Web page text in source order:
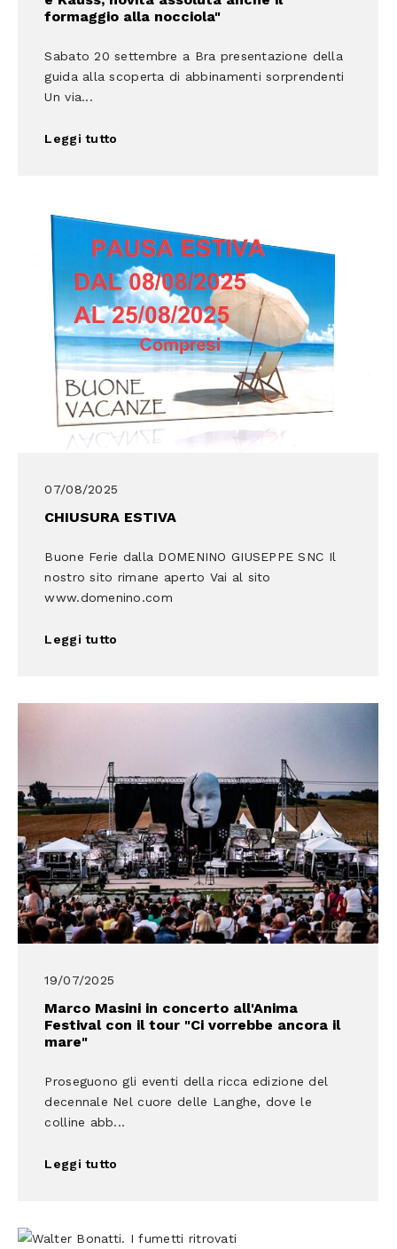
formaggio alla nocciola"
Sabato 20 settembre a Bra presentazione della
guida alla scoperta di abbinamenti sorprendenti
Un via...
Leggi tutto
07/08/2025
CHIUSURA ESTIVA
Buone Ferie dalla DOMENINO GIUSEPPE SNC Il
nostro sito rimane aperto Vai al sito
www.domenino.com
Leggi tutto
19/07/2025
Marco Masini in concerto all'Anima
Festival con il tour "Ci vorrebbe ancora il
mare"
Proseguono gli eventi della ricca edizione del
decennale Nel cuore delle Langhe, dove le
colline abb...
Leggi tutto